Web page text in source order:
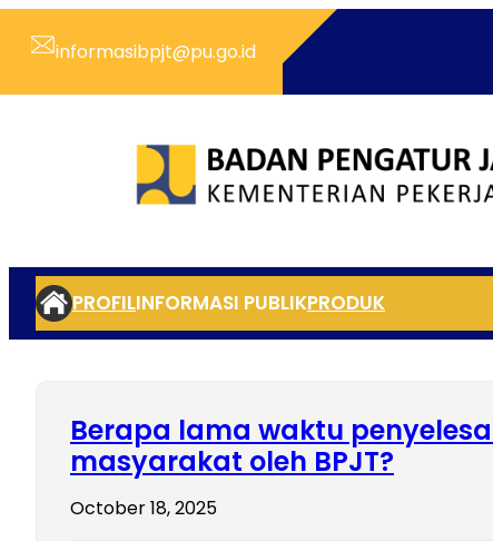
informasibpjt@pu.go.id
PROFILINFORMASI PUBLIKPRODUK
Berapa lama waktu
masyarakat oleh BPJT?
October 18, 2025